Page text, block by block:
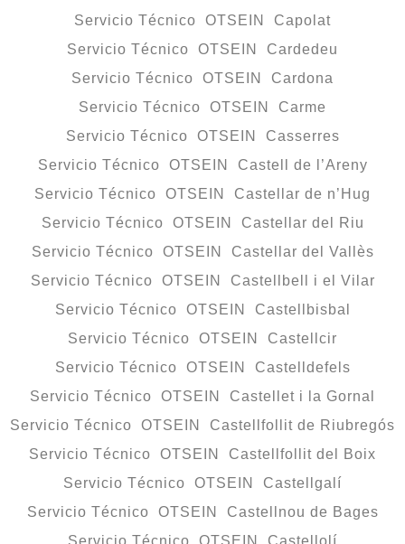
Servicio Técnico OTSEIN Capolat
Servicio Técnico OTSEIN Cardedeu
Servicio Técnico OTSEIN Cardona
Servicio Técnico OTSEIN Carme
Servicio Técnico OTSEIN Casserres
Servicio Técnico OTSEIN Castell de l’Areny
Servicio Técnico OTSEIN Castellar de n’Hug
Servicio Técnico OTSEIN Castellar del Riu
Servicio Técnico OTSEIN Castellar del Vallès
Servicio Técnico OTSEIN Castellbell i el Vilar
Servicio Técnico OTSEIN Castellbisbal
Servicio Técnico OTSEIN Castellcir
Servicio Técnico OTSEIN Castelldefels
Servicio Técnico OTSEIN Castellet i la Gornal
Servicio Técnico OTSEIN Castellfollit de Riubregós
Servicio Técnico OTSEIN Castellfollit del Boix
Servicio Técnico OTSEIN Castellgalí
Servicio Técnico OTSEIN Castellnou de Bages
Servicio Técnico OTSEIN Castellolí